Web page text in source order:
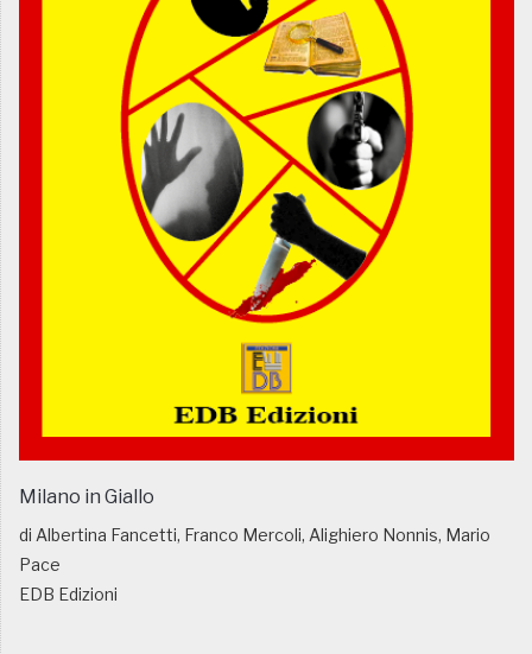
Milano in Giallo
di Albertina Fancetti, Franco Mercoli, Alighiero Nonnis, Mario
Pace
EDB Edizioni